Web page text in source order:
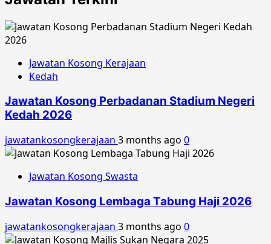
Jawatan Kosong Kerajaan
Kedah
Jawatan Kosong Perbadanan Stadium Negeri
Kedah 2026
jawatankosongkerajaan 3 months ago 0
Jawatan Kosong Swasta
Jawatan Kosong Lembaga Tabung Haji 2026
jawatankosongkerajaan 3 months ago 0